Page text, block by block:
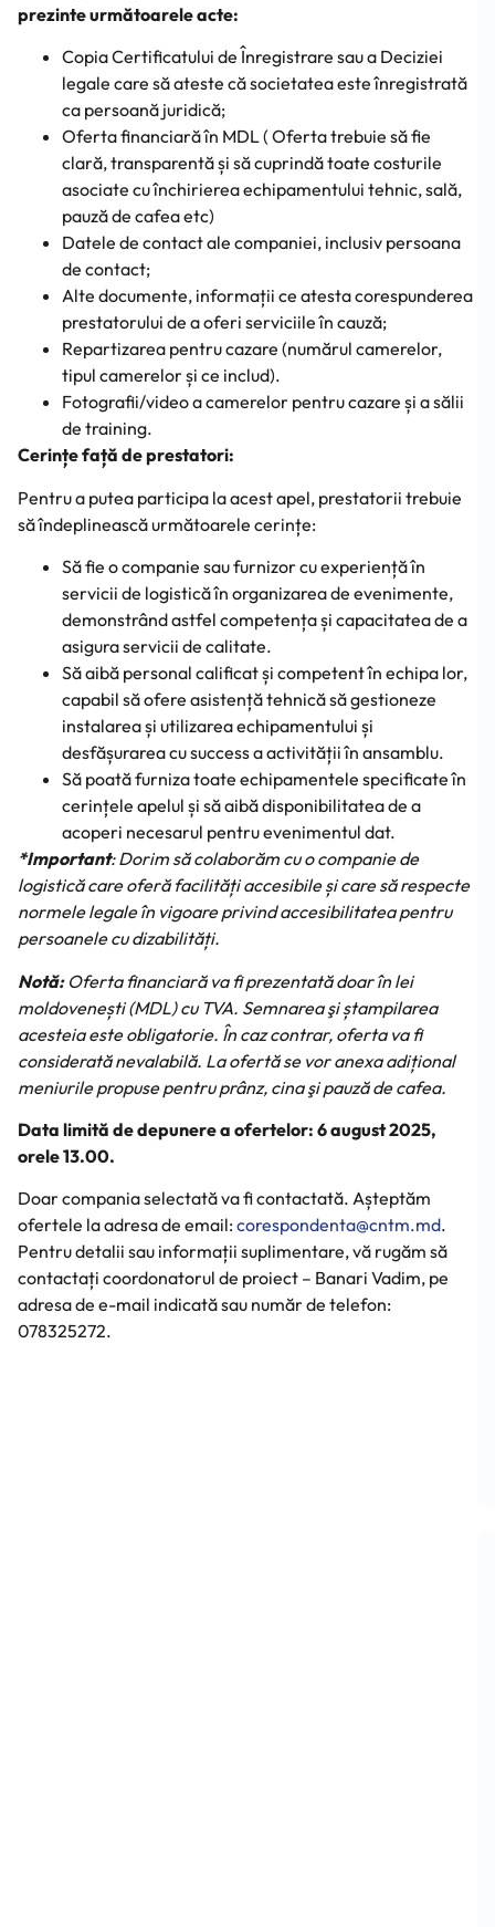
prezinte următoarele acte:
Copia Certificatului de Înregistrare sau a Deciziei
legale care să ateste că societatea este înregistrată
ca persoană juridică;
Oferta financiară în MDL ( Oferta trebuie să fie
clară, transparentă și să cuprindă toate costurile
asociate cu închirierea echipamentului tehnic, sală,
pauză de cafea etc)
Datele de contact ale companiei, inclusiv persoana
de contact;
Alte documente, informații ce atesta corespunderea
prestatorului de a oferi serviciile în cauză;
Repartizarea pentru cazare (numărul camerelor,
tipul camerelor și ce includ).
Fotografii/video a camerelor pentru cazare și a sălii
de training.
Cerințe față de prestatori:
Pentru a putea participa la acest apel, prestatorii trebuie
să îndeplinească următoarele cerințe:
Să fie o companie sau furnizor cu experiență în
servicii de logistică în organizarea de evenimente,
demonstrând astfel competența și capacitatea de a
asigura servicii de calitate.
Să aibă personal calificat și competent în echipa lor,
capabil să ofere asistență tehnică să gestioneze
instalarea și utilizarea echipamentului și
desfășurarea cu success a activității în ansamblu.
Să poată furniza toate echipamentele specificate în
cerințele apelul și să aibă disponibilitatea de a
acoperi necesarul pentru evenimentul dat.
*Important: Dorim să colaborăm cu o companie de
logistică care oferă facilități accesibile și care să respecte
normele legale în vigoare privind accesibilitatea pentru
persoanele cu dizabilități.
Notă: Oferta financiară va fi prezentată doar în lei
moldovenești (MDL) cu TVA. Semnarea şi ștampilarea
acesteia este obligatorie. În caz contrar, oferta va fi
considerată nevalabilă. La ofertă se vor anexa adițional
meniurile propuse pentru prânz, cina şi pauză de cafea.
Data limită de depunere a ofertelor: 6 august 2025,
orele 13.00.
Doar compania selectată va fi contactată. Așteptăm
ofertele la adresa de email:corespondenta@cntm.md.
Pentru detalii sau informații suplimentare, vă rugăm să
contactați coordonatorul de proiect – Banari Vadim, pe
adresa de e-mail indicată sau număr de telefon:
078325272.